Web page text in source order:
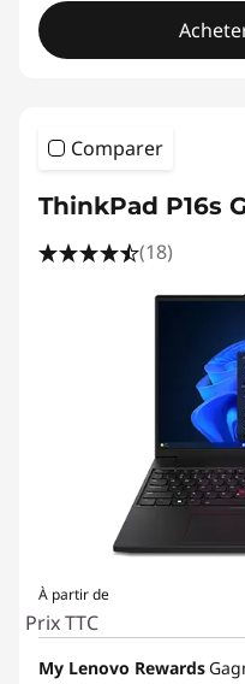
Comparer
ThinkPad P16s
(18)
À partir de
Prix TTC
My Lenovo Rewards